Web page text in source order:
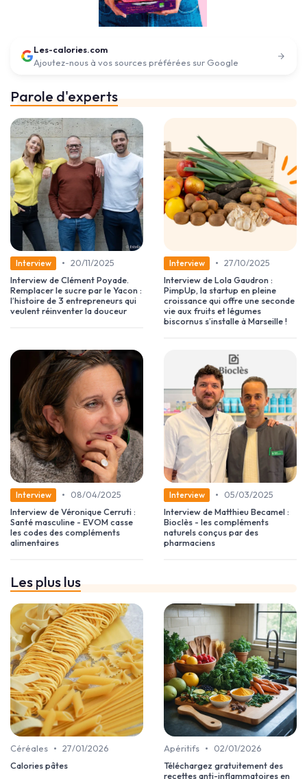
Les-calories.com
Ajoutez-nous à vos sources préférées sur Google
Parole d'experts
Interview • 20/11/2025
Interview de Clément Poyade.
Remplacer le sucre par le Yacon :
l’histoire de 3 entrepreneurs qui
veulent réinventer la douceur
Interview • 27/10/2025
Interview de Lola Gaudron :
PimpUp, la startup en pleine
croissance qui offre une seconde
vie aux fruits et légumes
biscornus s’installe à Marseille !
Interview •
08/04/2025
Interview de Véronique Cerruti :
Santé masculine - EVOM casse
les codes des compléments
alimentaires
Interview •
05/03/2025
Interview de Matthieu Becamel :
Bioclès - les compléments
naturels conçus par des
pharmaciens
Les plus lus
Céréales • 27/01/2026
Calories pâtes
Apéritifs •
02/01/2026
Téléchargez gratuitement des
recettes anti-inflammatoires en